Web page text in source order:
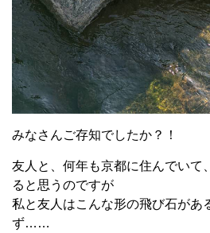
みなさんご存知でしたか？！
友人と、何年も京都に住んでいて
ると思うのですが
私と友人はこんな形の飛び石があ
ず……